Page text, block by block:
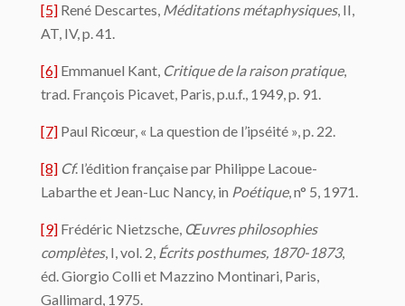
[5] René Descartes, Méditations métaphysiques, II,
AT, IV, p. 41.
[6] Emmanuel Kant, Critique de la raison pratique,
trad. François Picavet, Paris, p.u.f., 1949, p. 91.
[7] Paul Ricœur, « La question de l’ipséité », p. 22.
[8] Cf. l’édition française par Philippe Lacoue-
Labarthe et Jean-Luc Nancy, in Poétique, n° 5, 1971.
[9] Frédéric Nietzsche, Œuvres philosophies
complètes, I, vol. 2, Écrits posthumes, 1870-1873,
éd. Giorgio Colli et Mazzino Montinari, Paris,
Gallimard, 1975.